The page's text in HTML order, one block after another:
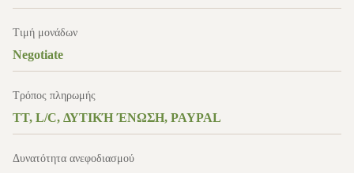
Τιμή μονάδων
Negotiate
Τρόπος πληρωμής
TT, L/C, ΔΥΤΙΚΉ ΈΝΩΣΗ, PAYPAL
Δυνατότητα ανεφοδιασμού